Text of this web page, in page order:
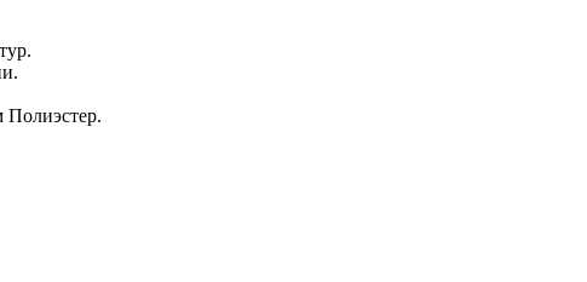
Полиэстер.